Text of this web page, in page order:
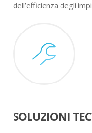
dell’efficienza degli
SOLUZIONI